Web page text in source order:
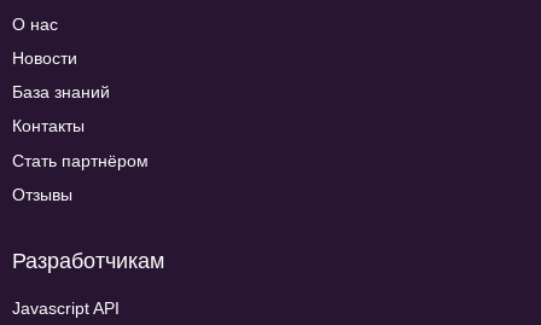
О нас
Новости
База знаний
Контакты
Стать партнёром
Отзывы
Разработчикам
Javascript API